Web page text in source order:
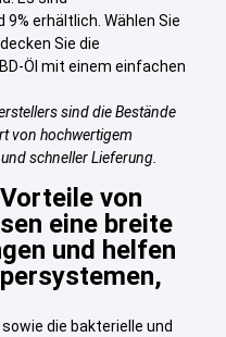
9% erhältlich. Wählen Sie
Sie die
Öl mit einem einfachen
sind die Bestände
von hochwertigem
schneller Lieferung.
von
eine breite
und helfen
die bakterielle und